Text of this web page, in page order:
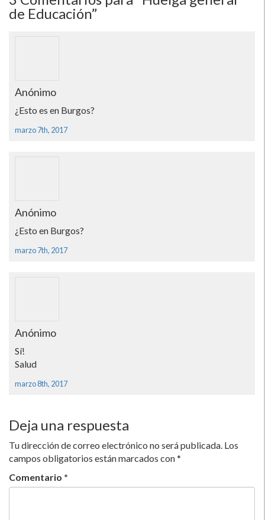
de Educación”
Anónimo
¿Esto es en Burgos?
marzo 7th, 2017
Anónimo
¿Esto en Burgos?
marzo 7th, 2017
Anónimo
Sí­!
Salud
marzo 8th, 2017
Deja una respuesta
Tu dirección de correo electrónico no será publicada. Los
campos obligatorios están marcados con*
Comentario *